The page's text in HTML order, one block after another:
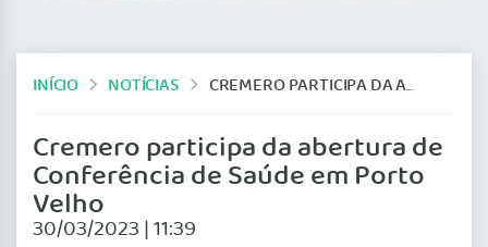
INÍCIO NOTÍCIAS CREMERO PARTICIPA DA ABERTURA DE CONFERÊNCIA DE SAÚDE EM PORTO VELHO
Cremero participa da abertura de
Conferência de Saúde em Porto
Velho
30/03/2023 | 11:39